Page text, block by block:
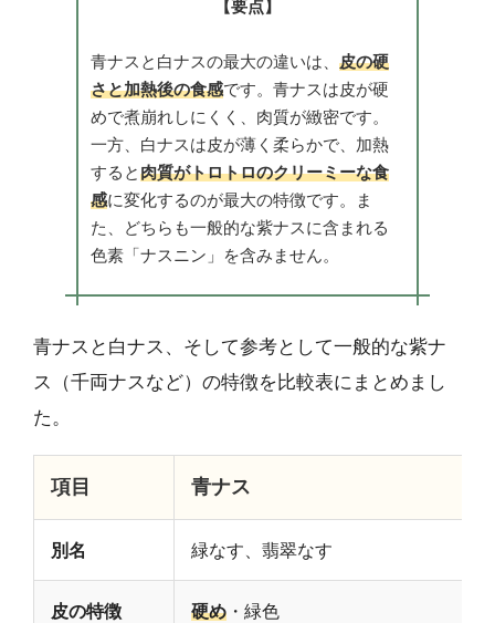
【要点】
青ナスと白ナスの最大の違いは、 皮の硬
さと加熱後の食感です。青ナスは皮が硬
めで煮崩れしにくく、肉質が緻密です。
一方、白ナスは皮が薄く柔らかで、加熱
すると肉質がトロトロのクリーミーな食
感に変化するのが最大の特徴です。ま
た、どちらも一般的な紫ナスに含まれる
色素「ナスニン」を含みません。
青ナスと白ナス、そして参考として一般的な紫ナ
ス（千両ナスなど）の特徴を比較表にまとめまし
た。
項目 青ナス
別名 緑なす、翡翠なす
皮の特徴 硬め ・緑色